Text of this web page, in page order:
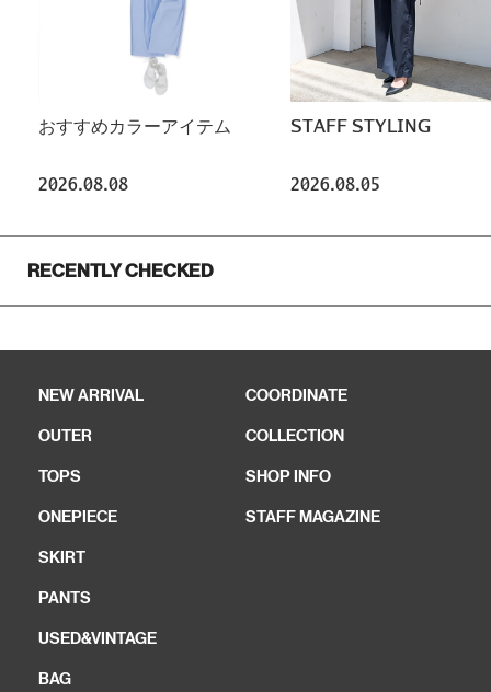
おすすめカラーアイテム
2026.08.08
STAFF STYLING
2026.08.05
RECENTLY CHECKED
NEW ARRIVAL
OUTER
TOPS
ONEPIECE
SKIRT
PANTS
USED&VINTAGE
BAG
COORDINATE
COLLECTION
SHOP INFO
STAFF MAGAZINE